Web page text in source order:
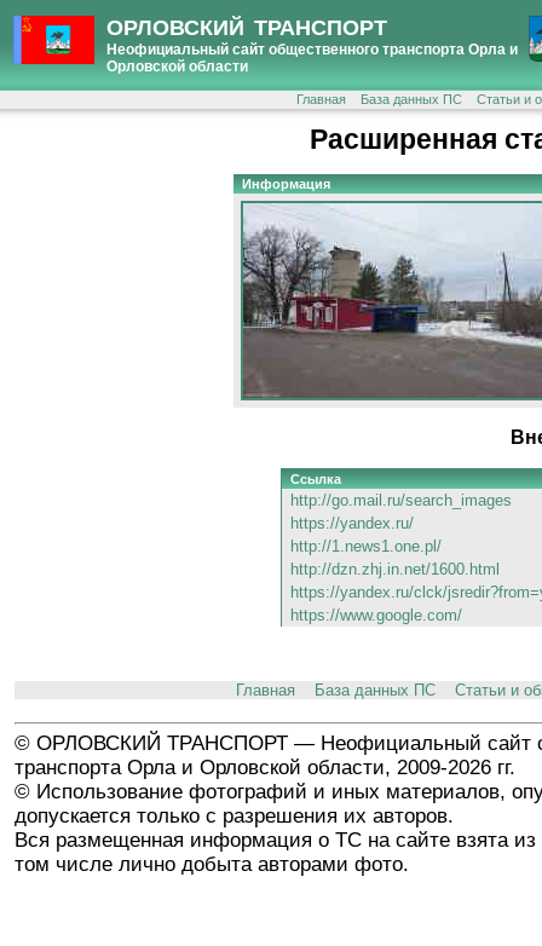
ОРЛОВСКИЙ ТРАНСПОРТ
Неофициальный сайт общественного транспорта Орла и
Орловской области
Главная База данных ПС Статьи и
Расширенная
Информация
Ссылка
http://go.mail.ru/search_images
https://yandex.ru/
http://1.news1.one.pl/
http://dzn.zhj.in.net/1600.html
https://yandex.ru/clck/
https://www.google.com/
Главная База данных ПС Статьи и
© ОРЛОВСКИЙ ТРАНСПОРТ — Неофициальный сайт
транспорта Орла и Орловской области, 2009-2026 гг.
© Использование фотографий и иных материалов,
допускается только с разрешения их авторов.
Вся размещенная информация о ТС на сайте взята из
том числе лично добыта авторами фото.